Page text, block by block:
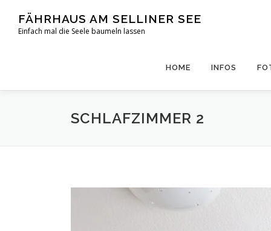
Inhalt
springen
FÄHRHAUS AM SELLINER SEE
Einfach mal die Seele baumeln lassen
HOME INFOS
SCHLAFZIMMER 2